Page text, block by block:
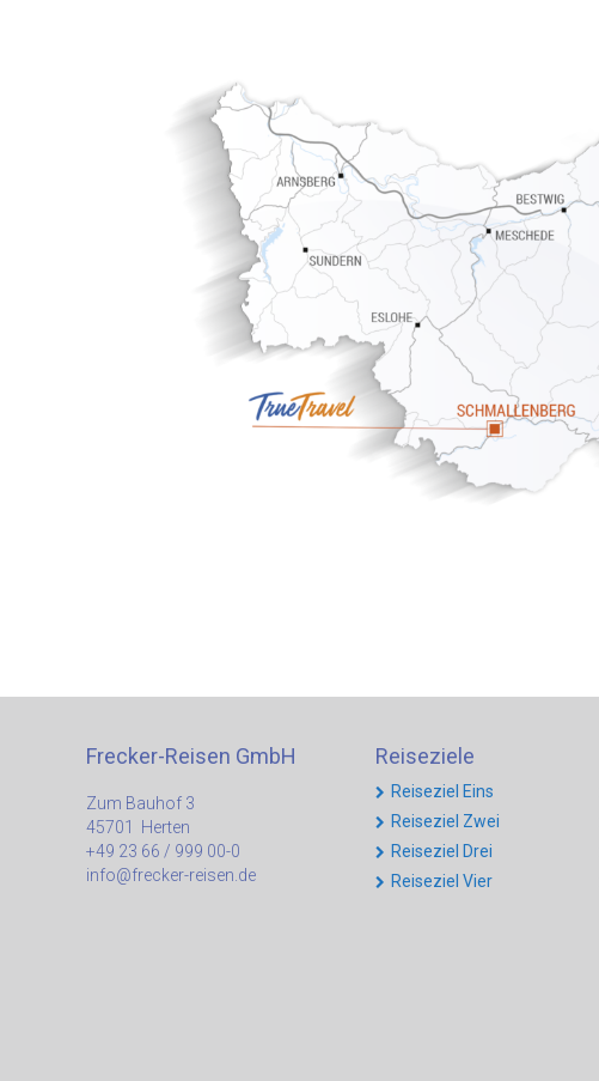
Frecker-Reisen GmbH
Zum Bauhof 3
45701 Herten
+49 23 66 / 999 00-0
ed.nesier-rekcerf@ofni
Reiseziele
Reiseziel Eins
Reiseziel Zwei
Reiseziel Drei
Reiseziel Vier